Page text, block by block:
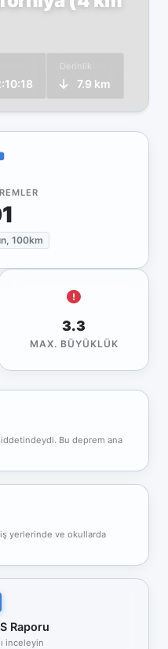
Derinlik
7.9 km
100km
3.3
MAX. BÜYÜKLÜK
Bu deprem ana
yerlerinde ve okullarda
Raporu
inceleyin